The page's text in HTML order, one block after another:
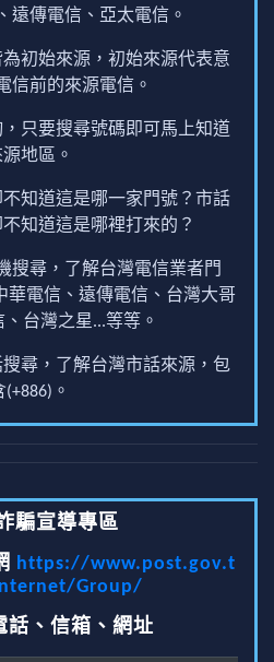
遠傳電信、亞太電信。
初始來源，初始來源代表意
信前的來源電信。
只要搜尋號碼即可馬上知道
源地區。
知道這是哪一家門號？市話
知道這是哪裡打來的？
搜尋，了解台灣電信業者門
華電信、遠傳電信、台灣大哥
台灣之星...等等。
尋，了解台灣市話來源，包
(+886)。
騙宣導專區
https://www.post.gov.t
Group/
話、信箱、網址